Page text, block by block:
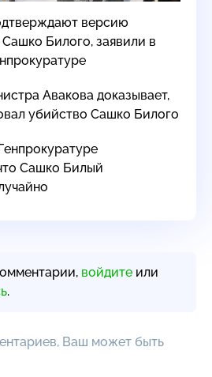
версию
Билого, заявили в
Авакова доказывает,
убийство Сашко Билого
Сашко Билый
войдите или
.
Ваш может быть